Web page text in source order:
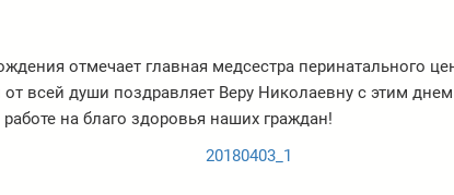
отмечает главная медсестра перинатального
всей души поздравляет Веру Николаевну с этим
на благо здоровья наших граждан!